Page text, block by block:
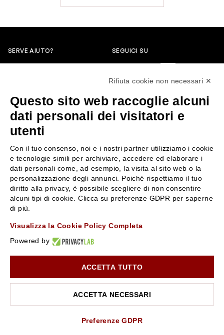
SERVE AIUTO?
servizioclienti@rossiprofumi.it
SEGUICI SU
SERVIZIO CLIENTI
Resi e rimborsi
Pagamenti
Spedizione
Condizioni generali di vendita
Privacy Policy
Chi siamo
Contattaci
Negozi
Attiva la Rossi Card
Lavora con noi
Rossi Profumi Spa - Via Emilia Santo Stefano 9, 42121 Reggio Emilia - CF e
P.IVA 01351170350 - REA RE-179054 Cap.Soc. € 120.000,00 i.v. - PEC
10% di Sconto sul primo ordine!*
Iscriviti alla newsletter e rimani aggiornato con le novità e
le promozioni Rossi Profumi.
*Il Buono non si applica su Articoli in Promozione
ISCRIVITI ALLA NEWSLETTER
Rifiuta cookie non necessari ✕
Questo sito web raccoglie alcuni
dati personali dei visitatori e
utenti
Con il tuo consenso, noi e i nostri partner utilizziamo i cookie
e tecnologie simili per archiviare, accedere ed elaborare i
dati personali come, ad esempio, la visita al sito web o la
personalizzazione degli annunci. Poiché rispettiamo il tuo
diritto alla privacy, è possibile scegliere di non consentire
alcuni tipi di cookie. Clicca su preferenze GDPR per saperne
di più.
Visualizza la Cookie Policy Completa
Powered by
ACCETTA TUTTO
ACCETTA NECESSARI
Preferenze GDPR